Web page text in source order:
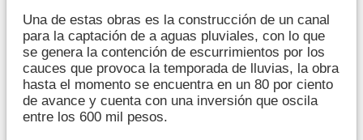
Una de estas obras es la construcción de un canal
para la captación de a aguas pluviales, con lo que
se genera la contención de escurrimientos por los
cauces que provoca la temporada de lluvias, la obra
hasta el momento se encuentra en un 80 por ciento
de avance y cuenta con una inversión que oscila
entre los 600 mil pesos.